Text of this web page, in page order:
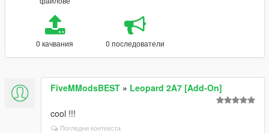
0 качвания 0 последователи
FiveMModsBEST » Leopard 2A7 [Add-On]
cool !!!
Погледни контекста